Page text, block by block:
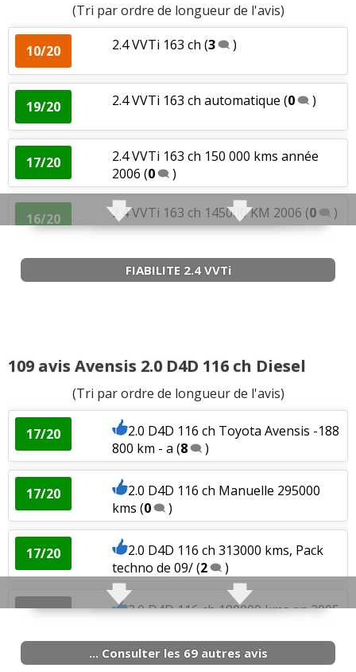
(Tri par ordre de longueur de l'avis)
10/20 2.4 VVTi 163 ch (3 )
19/20 2.4 VVTi 163 ch automatique (0 )
17/20
2.4 VVTi 163 ch 150 000 kms année
2006 (0 )
16/20 2.4 VVTi 163 ch 145000 KM 2006 (0 )
2.4 VVTi 163 ch 158000
kms, 2006, (0)
Fiabilité
aiment
Service après vente:1aime
Agrément aime
Consommation:1aime 2 n'aiment pas
FIABILITE 2.4 VVTi
109 avis Avensis 2.0 D4D 116 ch Diesel
(Tri par ordre de longueur de l'avis)
17/20
2.0 D4D 116 ch Toyota Avensis -188
800 km - a (8 )
17/20
2.0 D4D 116 ch Manuelle 295000
kms (0 )
17/20
2.0 D4D 116 ch 313000 kms, Pack
techno de 09/(2 )
12/20
2.0 D4D 116 ch 180000 kms an 2005,
2.0 D4D 116 ch Boîte manuelle 5
... Consulter les 69 autres avis